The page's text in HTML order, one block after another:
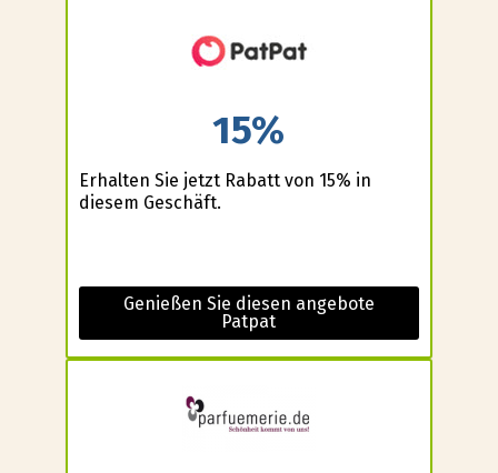
15%
Erhalten Sie jetzt Rabatt von 15% in
diesem Geschäft.
Genießen Sie diesen angebote
Patpat